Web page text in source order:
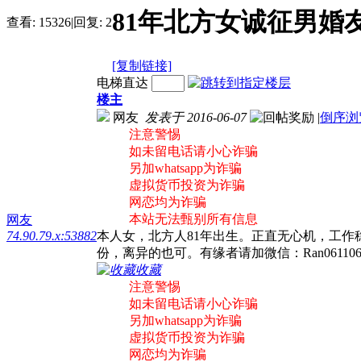
查看: 15326|回复: 281年北方女诚征男婚
[复制链接]
网友
74.90.79.x:53882
电梯直达
楼主
网友 发表于 2016-06-07 |倒序浏
注意警惕
如未留电话请小心诈骗
另加whatsapp为诈骗
虚拟货币投资为诈骗
网恋均为诈骗
本站无法甄别所有信息
本人女，北方人81年出生。正直无心机，工
份，离异的也可。有缘者请加微信：Ran061106
收藏
注意警惕
如未留电话请小心诈骗
另加whatsapp为诈骗
虚拟货币投资为诈骗
网恋均为诈骗